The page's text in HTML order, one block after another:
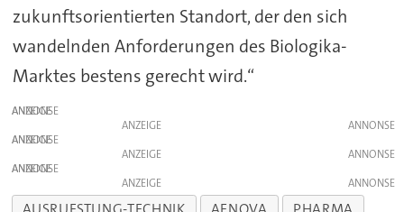
zukunftsorientierten Standort, der den sich
wandelnden Anforderungen des Biologika-
Marktes bestens gerecht wird.“
ANZEIGE
ANZEIGE
ANZEIGE
ANZEIGE
ANZEIGE
ANZEIGE